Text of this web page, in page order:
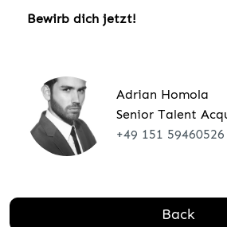
Bewirb dich jetzt!
Adrian Homola
Senior Talent
+49 151 59460526
Back